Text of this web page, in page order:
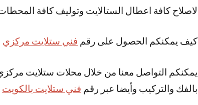
لاصلاح كافة اعطال الستالايت وتوليف كافة
كيف يمكنكم الحصول على رقم فني ستلايت مركزي
يمكنكم التواصل معنا من خلال محلات ستلايت مركزي
بالفك والتركيب وأيضا عبر رقم فني ستلايت بالكويت